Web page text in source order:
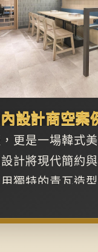
內設計商空案
餐飲空間！
板的韓式藝
更是一場韓式
計將現代簡約
獨特的青瓦造
牆與異材質拼接
牌記憶點的商